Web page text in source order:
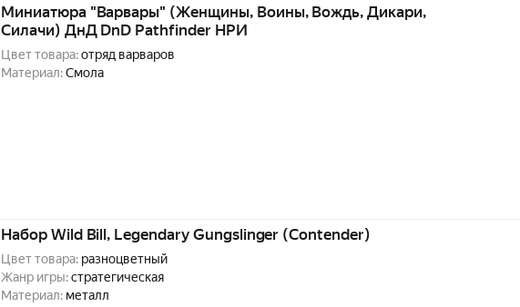
Миниатюра "Варвары" (Женщины, Воины, Вождь, Дикари,
Силачи) ДнД DnD Pathfinder НРИ
Цвет товара:отряд варваров
Материал:Смола
Набор Wild Bill, Legendary Gungslinger (Contender)
Цвет товара: разноцветный
Жанр игры:стратегическая
Материал: металл